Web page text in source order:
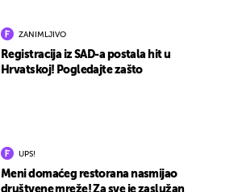
ZANIMLJIVO
Registracija iz SAD-a postala hit u
Hrvatskoj! Pogledajte zašto
UPS!
Meni domaćeg restorana nasmijao
društvene mreže! Za sve je zaslužan